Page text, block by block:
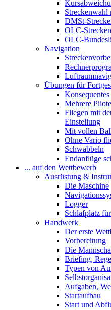
Streckenwahl
DMSt-
OLC-
OLC-
Navigation
Übungen für
Mehrere
Fliegen mit
Einstellung
Mit vollen
Ohne Vario
Schwabbeln
Endanflüge
... auf den Wettbewerb
Ausrüstung &
Die Maschine
Logger
Schlafplatz
Handwerk
Der erste
Vorbereitung
Die
Briefing,
Typen von
Aufgaben,
Startaufbau
Start und